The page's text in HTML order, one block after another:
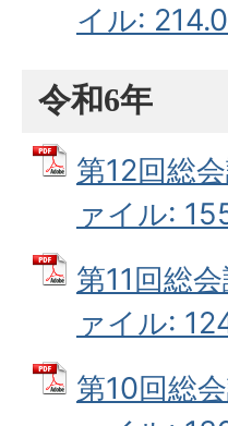
イル:
令和6年
第12回総
ァイル:
第11回総
ァイル:
第10回総